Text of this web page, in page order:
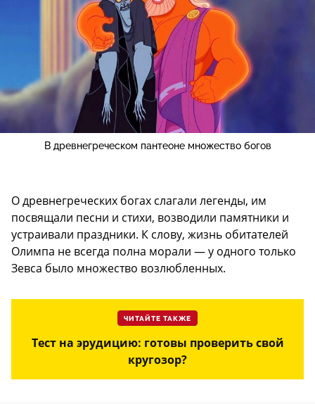
В древнегреческом пантеоне множество богов
О древнегреческих богах слагали легенды, им
посвящали песни и стихи, возводили памятники и
устраивали праздники. К слову, жизнь обитателей
Олимпа не всегда полна морали — у одного только
Зевса было множество возлюбленных.
ЧИТАЙТЕ ТАКЖЕ
Тест на эрудицию: готовы проверить свой
кругозор?